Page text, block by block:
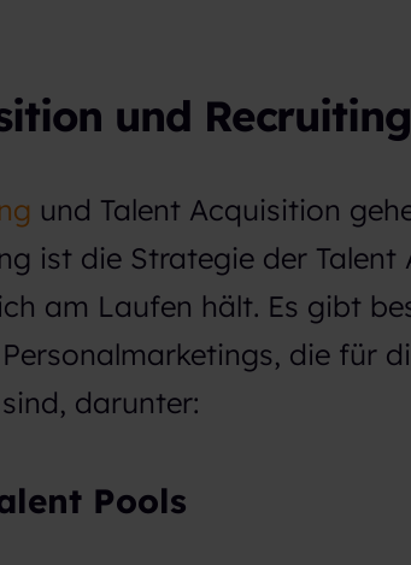
und
und Talent Acquisition
ist die Strategie der Talent
am Laufen hält. Es gibt
die für
darunter:
Pools